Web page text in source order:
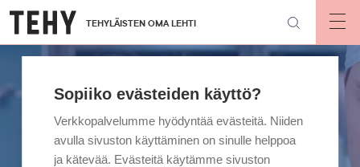
Hyppää
pääsisältöön
TEHYLÄISTEN OMA LEHTI
Sopiiko evästeiden käyttö?
Verkkopalvelumme hyödyntää evästeitä. Niiden
avulla sivuston käyttäminen on sinulle helppoa
ja kätevää. Evästeitä käytämme sivuston